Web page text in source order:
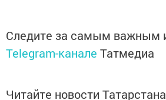
Следите за самым важным
Telegram-канале Татмедиа
Читайте новости